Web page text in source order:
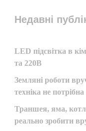
Недавні
LED підсвітка в
та 220В
Земляні роботи
техніка не потрібна
Траншея, яма,
реально зробити